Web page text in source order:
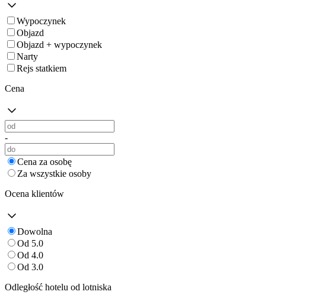
Wypoczynek
Objazd
Objazd + wypoczynek
Narty
Rejs statkiem
Cena
-
Cena za osobę
Za wszystkie osoby
Ocena klientów
Dowolna
Od 5.0
Od 4.0
Od 3.0
Odległość hotelu od lotniska